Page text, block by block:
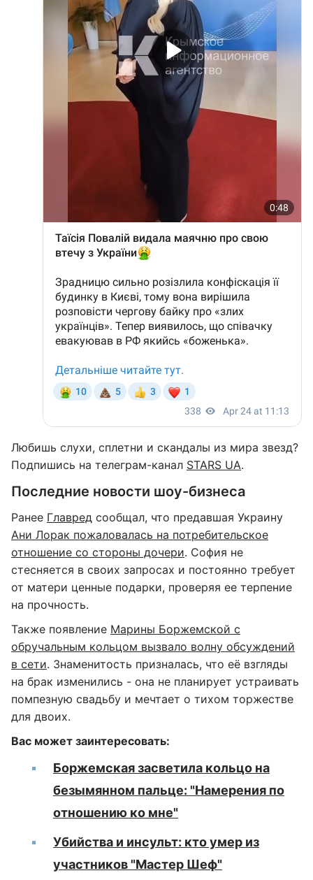
Любишь слухи, сплетни и скандалы из мира звезд?
Подпишись на телеграм-канал STARS UA.
Последние новости шоу-бизнеса
Ранее Главред сообщал, что предавшая Украину
Ани Лорак пожаловалась на потребительское
отношение со стороны дочери. София не
стесняется в своих запросах и постоянно требует
от матери ценные подарки, проверяя ее терпение
на прочность.
Также появление Марины Боржемской с
обручальным кольцом вызвало волну обсуждений
в сети. Знаменитость призналась, что её взгляды
на брак изменились - она не планирует устраивать
помпезную свадьбу и мечтает о тихом торжестве
для двоих.
Вас может заинтересовать:
Боржемская засветила кольцо на
безымянном пальце: "Намерения по
отношению ко мне"
Убийства и инсульт: кто умер из
участников "Мастер Шеф"